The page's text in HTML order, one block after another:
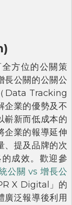
方位的公關策
長公關的公關公
Data Tracking
企業的優勢及不
嶄新而低成本的
企業的報導延伸
、提及品牌的次
成效。歡迎參
公關 vs 增長公
X Digital」的
廣泛報導後利用